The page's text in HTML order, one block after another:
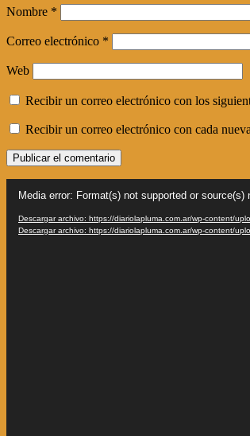
Nombre *
Correo electrónico *
Web
Recibir un correo electrónico con los
Recibir un correo electrónico con cada
vídeo
Media error: Format(s) not supported or source(s)
Descargar archivo: https://diariolapluma.com.ar/wp-content/
Descargar archivo: https://diariolapluma.com.ar/wp-content/